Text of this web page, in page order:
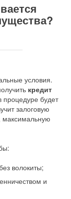
условия.
кредит
процедуре будет
залоговую
максимальную
волокиты;
и